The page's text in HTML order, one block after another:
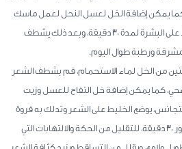
يمكن إضافة الخل لعسل النحل لعمل ماسك
مرطب للبشرة، يتم تطبيق الخليط على البشرة لمدة 30 دقيقة، وبعد ذلك يشطف
ورطبة طوال اليوم.
من الخل لماء الاستحمام، قم بشطف الشعر
كما يمكن إضافة خل التفاح للعسل وزيت
يوضع الخليط على الشعر وتدلك به فروة
الرأس جيدا ويشطف الشعر بعد مرور 30 دقيقة، للتقليل من الحكة والالتهابات التي